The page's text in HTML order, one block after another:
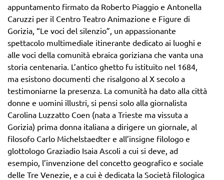
appuntamento firmato da Roberto Piaggio e Antonella
Caruzzi per il Centro Teatro Animazione e Figure di
Gorizia, “Le voci del silenzio”, un appassionante
spettacolo multimediale itinerante dedicato ai luoghi e
alle voci della comunità ebraica goriziana che vanta una
storia centenaria. L’antico ghetto fu istituito nel 1684,
ma esistono documenti che risalgono al X secolo a
testimoniarne la presenza. La comunità ha dato alla città
donne e uomini illustri, si pensi solo alla giornalista
Carolina Luzzatto Coen (nata a Trieste ma vissuta a
Gorizia) prima donna italiana a dirigere un giornale, al
filosofo Carlo Michelstaedter e all’insigne filologo e
glottologo Graziadio Isaia Ascoli a cui si deve, ad
esempio, l’invenzione del concetto geografico e sociale
delle Tre Venezie, e a cui è dedicata la Società filologica